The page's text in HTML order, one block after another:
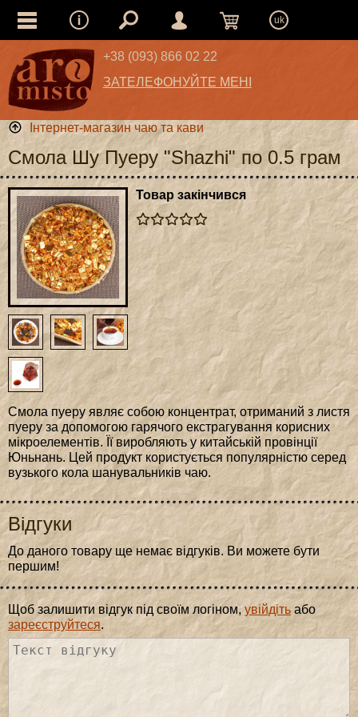
uk
+38 (093) 866 02 22
ЗАТЕЛЕФОНУЙТЕ МЕНІ
Інтернет-магазин чаю та кави
Смола Шу Пуеру "Shazhi" по 0.5 грам
Товар закінчився
Смола пуеру являє собою концентрат, отриманий з листя
пуеру за допомогою гарячого екстрагування корисних
мікроелементів. Її виробляють у китайській провінції
Юньнань. Цей продукт користується популярністю серед
вузького кола шанувальників чаю.
Відгуки
До даного товару ще немає відгуків. Ви можете бути
першим!
Щоб залишити відгук під своїм логіном,увійдіть або
зареєструйтеся.